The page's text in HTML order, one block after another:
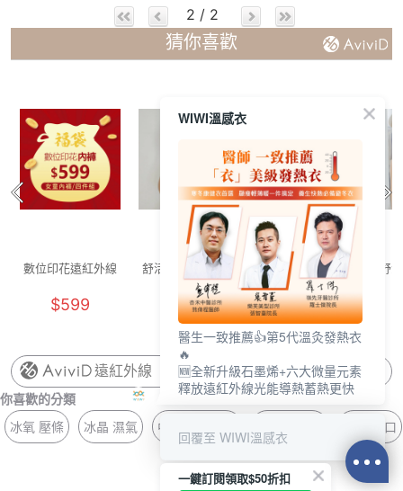
2 / 2
猜你喜歡
數位印花遠紅外線
(4件組 童90-140)
$599
舒活提托美胸無痕
內衣(清新綠 女M-
2XL)
$880
舒活提托美胸無痕
內衣(浪漫紫 女M-
2XL)
$880
舒
遠紅外線
你喜歡的分類
冰氧 壓條
冰晶 濕氣 中腰內褲 除臭 胸墊 平口
WIWI溫感衣
醫生一致推薦👍第5代溫灸發熱衣
🔥
🆕全新升級石墨烯+六大微量元素
釋放遠紅外線光能導熱蓄熱更快
回覆至 WIWI溫感衣
一鍵訂閱領取$50折扣